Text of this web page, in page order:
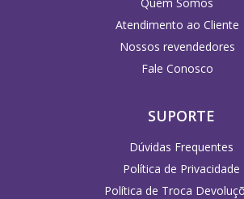
Atendimento ao Cliente
Nossos revendedores
Fale Conosco
SUPORTE
Dúvidas Frequentes
Política de Privacidade
Política de Troca